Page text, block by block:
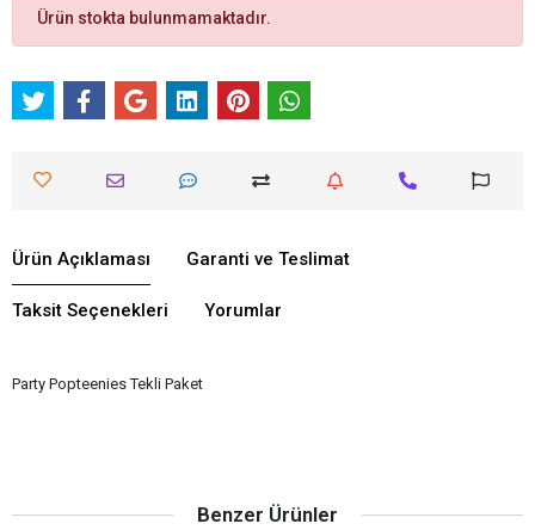
Ürün stokta bulunmamaktadır.
Ürün Açıklaması Garanti ve Teslimat
Taksit Seçenekleri Yorumlar
Party Popteenies Tekli Paket
Benzer Ürünler